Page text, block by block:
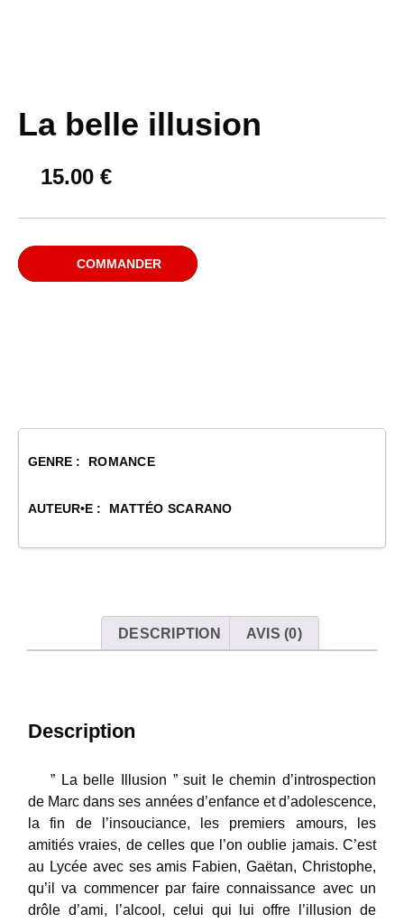
La belle illusion
15.00 €
COMMANDER
GENRE : ROMANCE
AUTEUR•E : MATTÉO SCARANO
DESCRIPTION AVIS (0)
Description
” La belle Illusion ” suit le chemin d’introspection
de Marc dans ses années d’enfance et d’adolescence,
la fin de l’insouciance, les premiers amours, les
amitiés vraies, de celles que l’on oublie jamais. C’est
au Lycée avec ses amis Fabien, Gaëtan, Christophe,
qu’il va commencer par faire connaissance avec un
drôle d’ami, l’alcool, celui qui lui offre l’illusion de